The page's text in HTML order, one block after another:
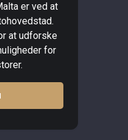
er ved at
at udforske
for